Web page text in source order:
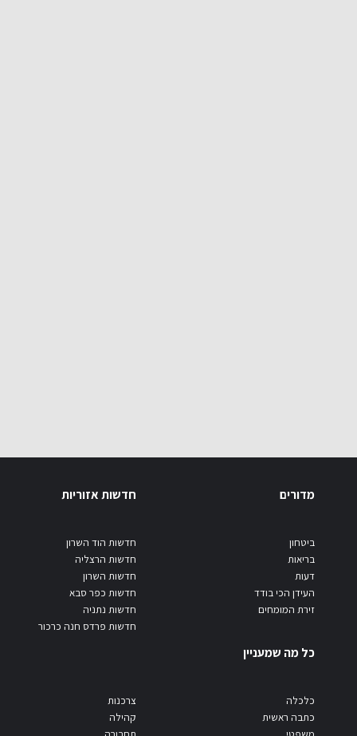
מדורים
ביטחון
בריאות
דעות
העידן הכי בודד
זירת המומחים
חדשות אזוריות
חדשות הוד השרון
חדשות הרצליה
חדשות השרון
חדשות כפר סבא
חדשות נתניה
חדשות פרדס חנה כרכור
כל מה שמעניין
כלכלה
כתבה ראשית
צרכנות
קהילה